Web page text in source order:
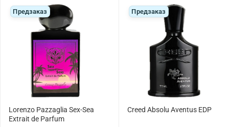
Предзаказ
Lorenzo Pazzaglia Sex-Sea
Extrait de Parfum
Предзаказ
Creed Absolu Aventus EDP